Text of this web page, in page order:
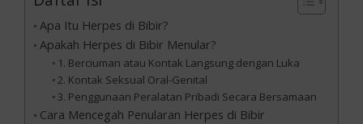
Apa Itu Herpes di Bibir?
Apakah Herpes di Bibir Menular?
1. Berciuman atau Kontak Langsung dengan Luka
2. Kontak Seksual Oral-Genital
3. Penggunaan Peralatan Pribadi Secara Bersamaan
Cara Mencegah Penularan Herpes di Bibir